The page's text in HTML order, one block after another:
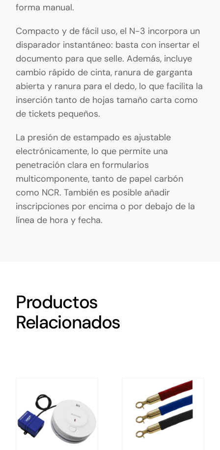
forma manual.
Compacto y de fácil uso, el N-3 incorpora un
disparador instantáneo: basta con insertar el
documento para que selle. Además, incluye
cambio rápido de cinta, ranura de garganta
abierta y ranura para el dedo, lo que facilita la
inserción tanto de hojas tamaño carta como
de tickets pequeños.
La presión de estampado es ajustable
electrónicamente, lo que permite una
penetración clara en formularios
multicomponente, tanto de papel carbón
como NCR. También es posible añadir
inscripciones por encima o por debajo de la
línea de hora y fecha.
Productos
Relacionados